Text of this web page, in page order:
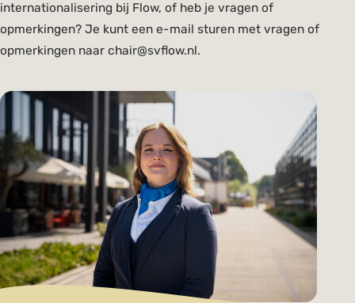
internationalisering bij Flow, of heb je vragen of
opmerkingen? Je kunt een e-mail sturen met vragen of
opmerkingen naar chair@svflow.nl.